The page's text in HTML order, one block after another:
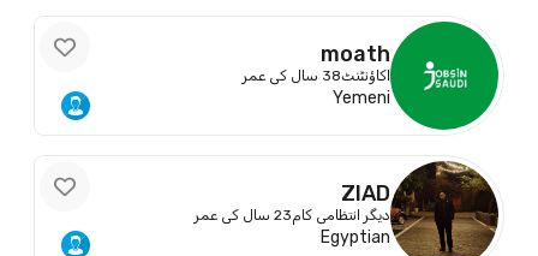
moath
اکاؤنٹنٹ38 سال کی عمر
Yemeni
ZIAD
دیگر انتظامی کام 23 سال کی عمر
Egyptian